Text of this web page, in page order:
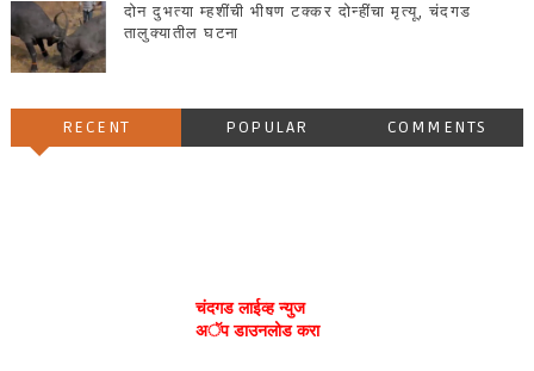
दोन दुभत्या म्हशींची भीषण टक्कर दोन्हींचा मृत्यू, चंदगड
तालुक्यातील घटना
RECENT POPULAR COMMENTS
चंदगड लाईव्ह न्युज
अॅप डाउनलोड करा